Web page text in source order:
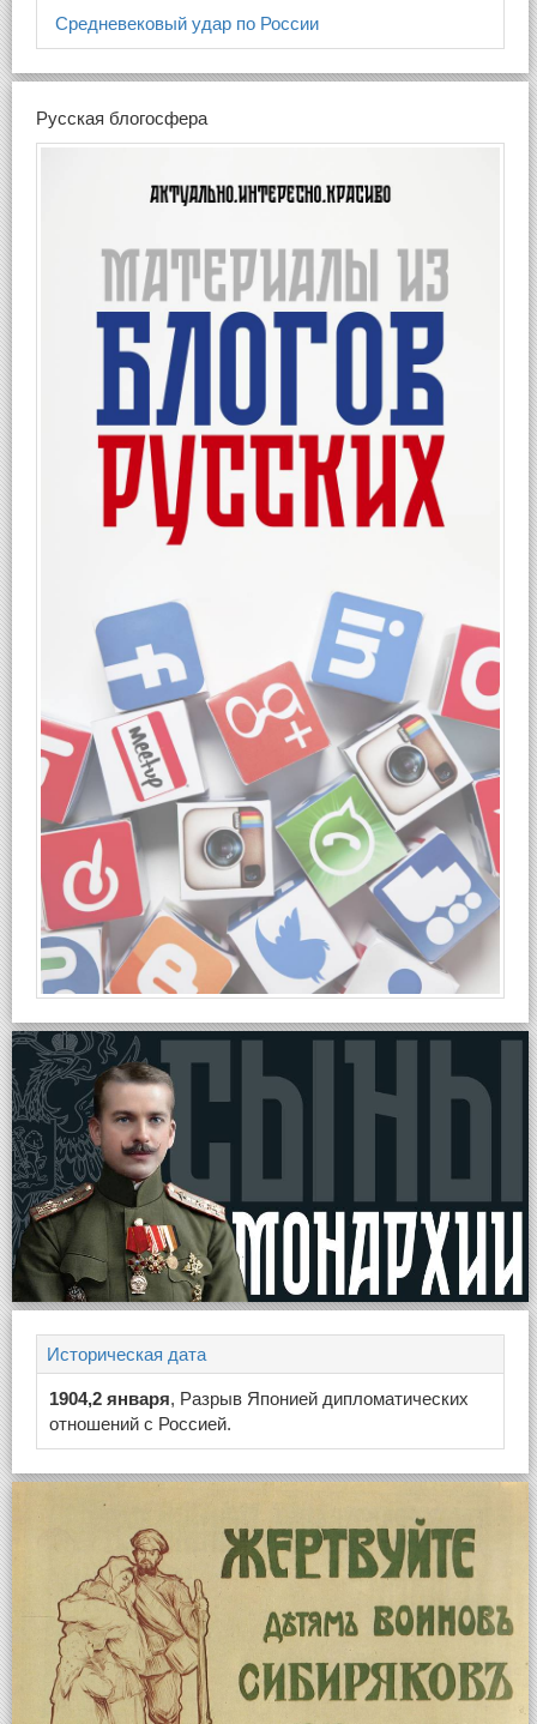
Средневековый удар по России
Русская блогосфера
Историческая дата
1904,2 января, Разрыв Японией дипломатических
отношений с Россией.